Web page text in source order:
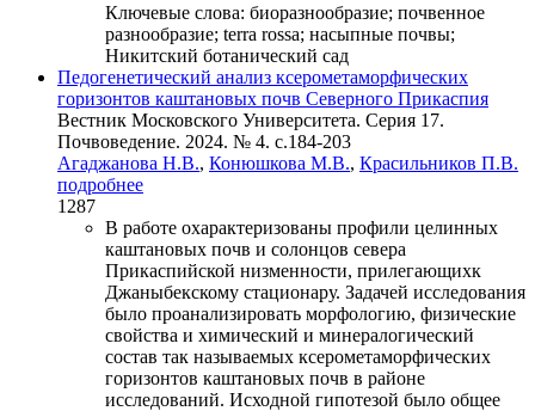
Ключевые слова: биоразнообразие; почвенное
разнообразие; terra rossa; насыпные почвы;
Никитский ботанический сад
Педогенетический анализ ксерометаморфических
горизонтов каштановых почв Северного Прикаспия
Вестник Московского Университета. Серия 17.
Почвоведение. 2024. № 4. c.184-203
Агаджанова Н.В., Конюшкова М.В., Красильников П.В.
подробнее
1287
В работе охарактеризованы профили целинных
каштановых почв и солонцов севера
Прикаспийской низменности, прилегающихк
Джаныбекскому стационару. Задачей исследования
было проанализировать морфологию, физические
свойства и химический и минералогический
состав так называемых ксерометаморфических
горизонтов каштановых почв в районе
исследований. Исходной гипотезой было общее